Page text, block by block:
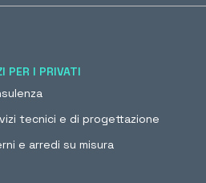
PER I PRIVATI
tecnici e di progettazione
e arredi su misura